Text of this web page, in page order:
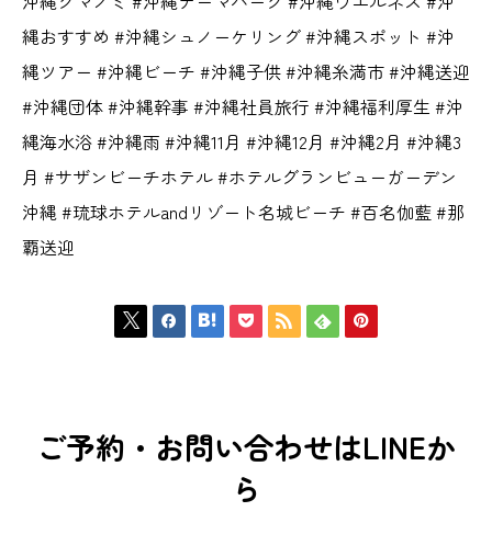
縄おすすめ #沖縄シュノーケリング #沖縄スポット #沖
縄ツアー #沖縄ビーチ #沖縄子供 #沖縄糸満市 #沖縄送迎
#沖縄団体 #沖縄幹事 #沖縄社員旅行 #沖縄福利厚生 #沖
縄海水浴 #沖縄雨 #沖縄11月 #沖縄12月 #沖縄2月 #沖縄3
月 #サザンビーチホテル #ホテルグランビューガーデン
沖縄 #琉球ホテルandリゾート名城ビーチ #百名伽藍 #那
覇送迎
      
ご予約・お問い合わせはLINEか
ら